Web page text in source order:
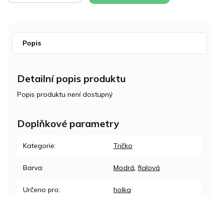
Popis
Detailní popis produktu
Popis produktu není dostupný
Doplňkové parametry
Kategorie: Tričko
Barva: Modrá fialová
Určeno pro: holka